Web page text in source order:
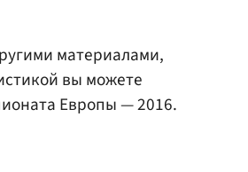
материалами,
вы можете
Европы — 2016.